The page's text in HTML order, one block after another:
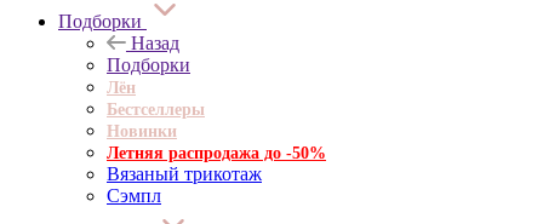
Подборки
Назад
Подборки
Лён
Бестселлеры
Новинки
Летняя распродажа до -50%
Вязаный трикотаж
Сэмпл